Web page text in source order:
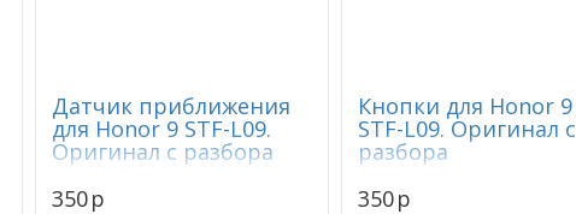
Датчик приближения
для Honor 9 STF-L09.
Оригинал с разбора
350p
Кнопки для Honor 9
STF-L09. Оригинал с
разбора
350p